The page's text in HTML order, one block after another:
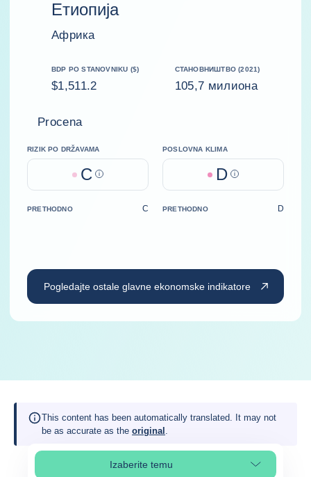
Етиопија
Африка
BDP PO STANOVNIKU ($)
$1,511.2
СТАНОВНИШТВО (2021)
105,7 милиона
Procena
RIZIK PO DRŽAVAMA
C Help
POSLOVNA KLIMA
D Help
PRETHODNO C PRETHODNO D
Pogledajte ostale glavne ekonomske indikatore
This content has been automatically translated. It may not
be as accurate as the original .
Izaberite temuIzaberite poglavlje stranice